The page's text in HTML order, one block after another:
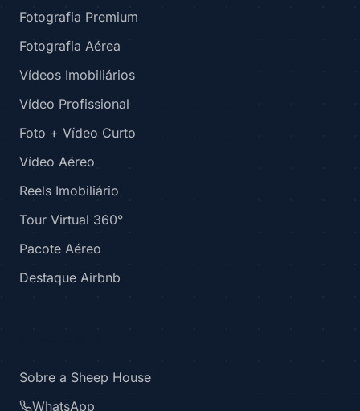
Fotografia Premium
Fotografia Aérea
Vídeos Imobiliários
Vídeo Profissional
Foto + Vídeo Curto
Vídeo Aéreo
Reels Imobiliário
Tour Virtual 360°
Pacote Aéreo
Destaque Airbnb
Sobre a Sheep House
WhatsApp